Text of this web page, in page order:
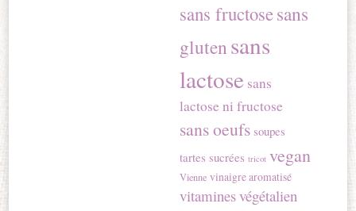
sans fructosesans
glutensans
lactose sans
lactose ni fructose
sans oeufs soupes
tartes sucrées tricot vegan
Vienne vinaigre aromatisé
vitaminesvégétalien